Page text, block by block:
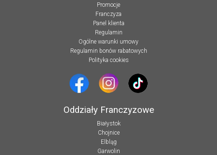
Promocje
Franczyza
Panel klienta
Regulamin
Ogólne warunki umowy
Regulamin bonów rabatowych
Polityka cookies
Oddziały Franczyzowe
Białystok
Chojnice
Elbląg
Garwolin